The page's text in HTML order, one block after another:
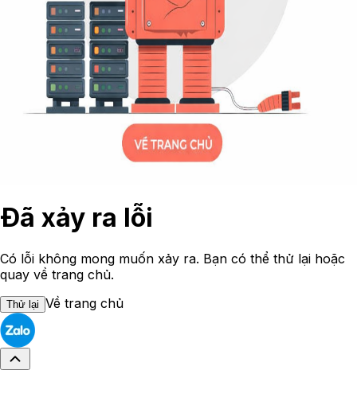
Đã xảy ra lỗi
Có lỗi không mong muốn xảy ra. Bạn có thể thử lại hoặc
quay về trang chủ.
Thử lại Về trang chủ